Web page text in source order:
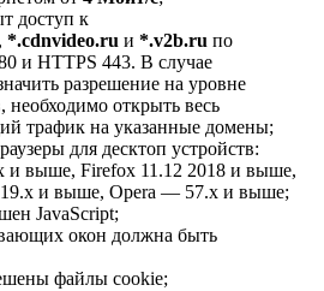
доступ к
, *.cdnvideo.ru и *.v2b.ru по
и HTTPS 443. В случае
разрешение на уровне
необходимо открыть весь
трафик на указанные домены;
для десктоп устройств:
и выше, Firefox 11.12 2018 и выше,
и выше, Opera — 57.x и выше;
JavaScript;
окон должна быть
файлы cookie;